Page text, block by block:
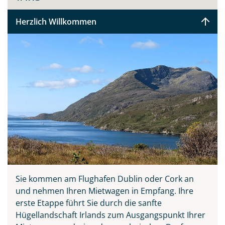
Teile diese Reise
Herzlich Willkommen
Sie kommen am Flughafen Dublin oder Cork an
und nehmen Ihren Mietwagen in Empfang. Ihre
erste Etappe führt Sie durch die sanfte
Hügellandschaft Irlands zum Ausgangspunkt Ihrer